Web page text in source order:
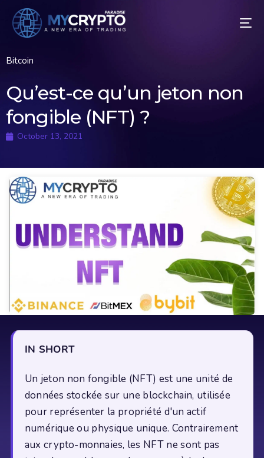
Bitcoin
Qu’est-ce qu’un jeton non
fongible (NFT) ?
October 13, 2021
IN SHORT
Un jeton non fongible (NFT) est une unité de
données stockée sur une blockchain, utilisée
pour représenter la propriété d'un actif
numérique ou physique unique. Contrairement
aux crypto-monnaies, les NFT ne sont pas